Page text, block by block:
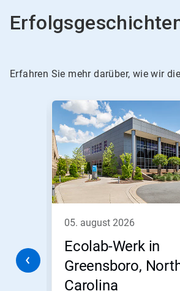
Erfahren Sie mehr darüber, wie wir
Dies
Karussell.
Nutzen
Sie
die
Schaltflächen
Weiter
und
navigieren,
springen
05. august 2026
Ecolab-Werk in
Greensboro,
Carolina